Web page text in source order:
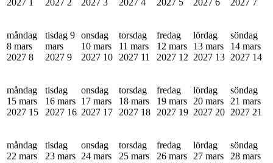
måndag
8 mars
2027 8
tisdag 9
mars
2027 9
onsdag
10 mars
2027 10
torsdag
11 mars
2027 11
fredag
12 mars
2027 12
lördag
13 mars
2027 13
söndag
14 mars
2027 14
måndag
15 mars
2027 15
tisdag
16 mars
2027 16
onsdag
17 mars
2027 17
torsdag
18 mars
2027 18
fredag
19 mars
2027 19
lördag
20 mars
2027 20
söndag
21 mars
2027 21
måndag
22 mars
tisdag
23 mars
onsdag
24 mars
torsdag
25 mars
fredag
26 mars
lördag
27 mars
söndag
28 mars